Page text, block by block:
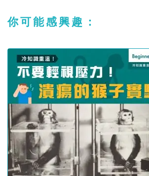
你可能感興趣：